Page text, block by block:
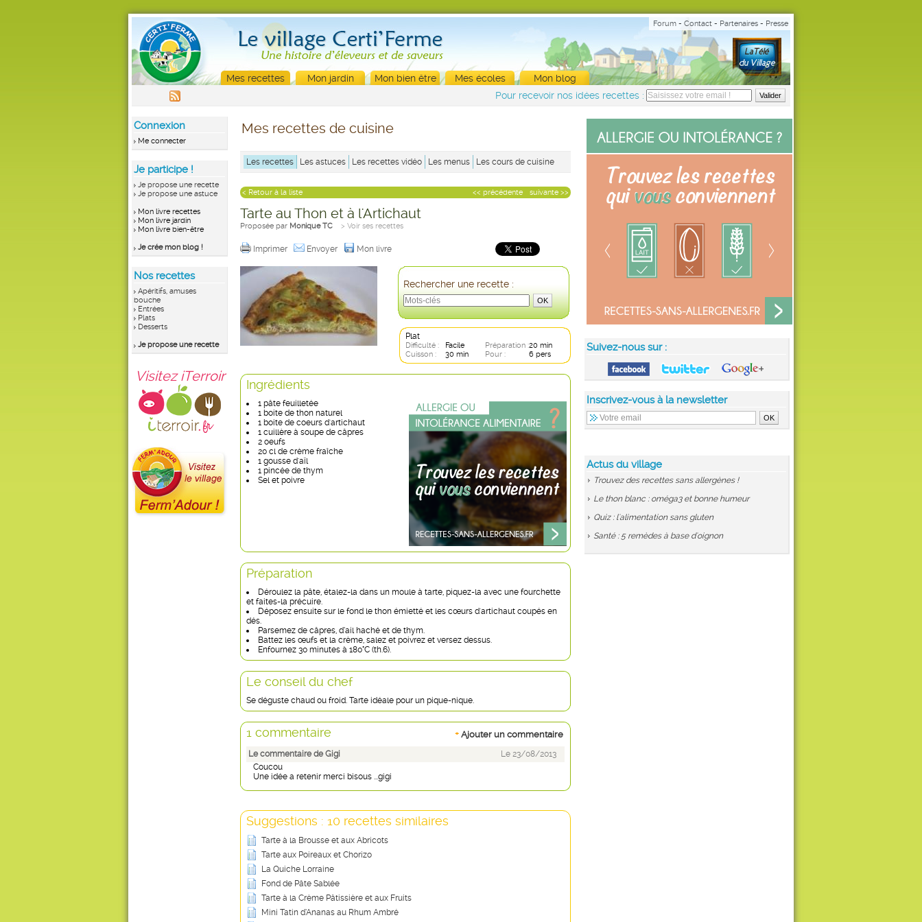
Forum - Contact - Partenaires - Presse
Mes recettes Mon jardin Mon bien être Mes écoles
Mon blog
Pour recevoir nos idées recettes :
Connexion
Me connecter
Je participe !
Je propose une recette
Je propose une astuce
Mon livre recettes
Mon livre jardin
Mon livre bien-être
Je crée mon blog !
Nos recettes
Apéritifs, amuses
bouche
Entrées
Plats
Desserts
Je propose une recette
Visitez iTerroir
Suivez-nous sur :
Inscrivez-vous à la newsletter
Actus du village
Trouvez des recettes sans allergènes !
Le thon blanc : oméga3 et bonne humeur
Quiz : l'alimentation sans gluten
Santé : 5 remèdes à base d'oignon
Mes recettes de cuisine
Les recettes Les astuces Les recettes vidéo Les menus Les cours de cuisine
suivante >>
<< précédente
< Retour à la liste
Tarte au Thon et à l'Artichaut
Proposée par Monique TC > Voir ses recettes
Imprimer Envoyer Mon livre
Rechercher une recette :
Plat
Difficulté : Facile Préparation :20 min
Cuisson :
30 min Pour : 6 pers
Ingrédients
1 pâte feuilletée
1 boite de thon naturel
1 boite de coeurs d'artichaut
1 cuillère à soupe de câpres
2 oeufs
20 cl de crème fraîche
1 gousse d'aïl
1 pincée de thym
Sel et poivre
Préparation
Déroulez la pâte, étalez-la dans un moule à tarte, piquez-la avec une fourchette
et faites-la précuire.
Déposez ensuite sur le fond le thon émietté et les cœurs d'artichaut coupés en
dés.
Parsemez de câpres, d’ail haché et de thym.
Battez les œufs et la crème, salez et poivrez et versez dessus.
Enfournez 30 minutes à 180°C (th.6).
Le conseil du chef
Se déguste chaud ou froid. Tarte idéale pour un pique-nique.
+ Ajouter un commentaire
1 commentaire
Le commentaire de Gigi
Le 23/08/2013
Coucou
Une idée a retenir merci bisous ...gigi
Suggestions : 10 recettes similaires
Tarte à la Brousse et aux Abricots
Tarte aux Poireaux et Chorizo
La Quiche Lorraine
Fond de Pâte Sablée
Tarte à la Crème Pâtissière et aux Fruits
Mini Tatin d’Ananas au Rhum Ambré